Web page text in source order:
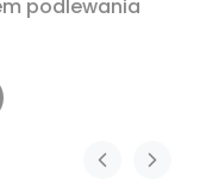
podlewania